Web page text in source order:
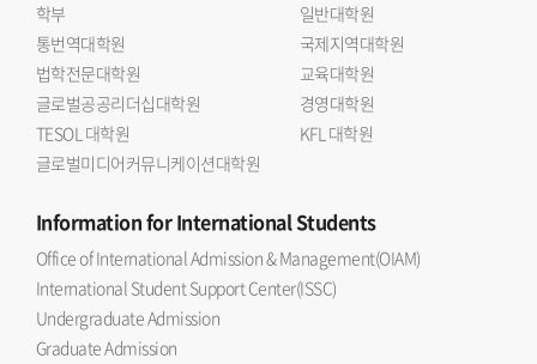
학부
일반대학원
통번역대학원
국제지역대학원
법학전문대학원
교육대학원
글로벌공공리더십대학원
경영대학원
TESOL 대학원
KFL 대학원
글로벌미디어커뮤니케이션대학원
Informationfor International Students
Office of International Admission & Management(OIAM)
International Student Support Center(ISSC)
Undergraduate Admission
Graduate Admission